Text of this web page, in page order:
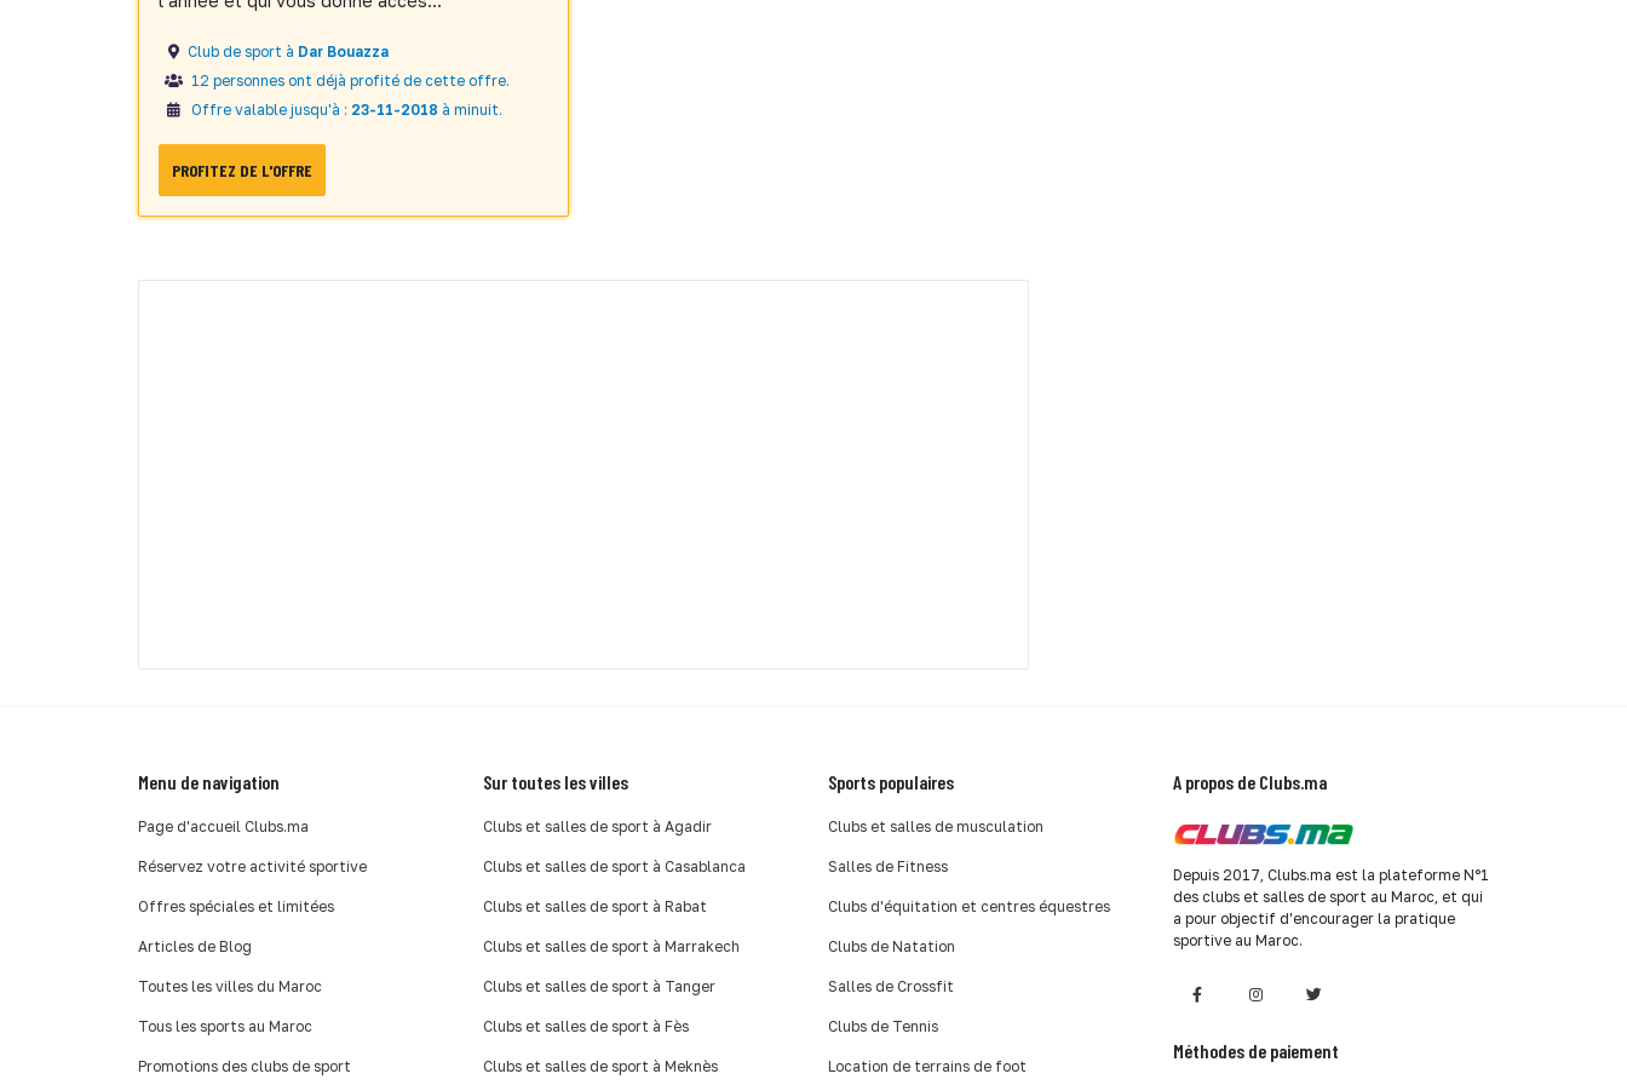
Club de sport à Dar Bouazza
12 personnes ont déjà profité de cette offre.
Offre valable jusqu'à : 23-11-2018 à minuit.
PROFITEZ DE L'OFFRE
Menu de navigation
Page d'accueil Clubs.ma
Réservez votre activité sportive
Offres spéciales et limitées
Articles de Blog
Toutes les villes du Maroc
Tous les sports au Maroc
Promotions des clubs de sport
Sur toutes les villes
Clubs et salles de sport à Agadir
Clubs et salles de sport à Casablanca
Clubs et salles de sport à Rabat
Clubs et salles de sport à Marrakech
Clubs et salles de sport à Tanger
Clubs et salles de sport à Fès
Clubs et salles de sport à Meknès
Sports populaires
Clubs et salles de musculation
Salles de Fitness
Clubs d'équitation et centres équestres
Clubs de Natation
Salles de Crossfit
Clubs de Tennis
Location de terrains de foot
A propos de Clubs.ma
Depuis 2017, Clubs.ma est la plateforme N°1
des clubs et salles de sport au Maroc, et qui
a pour objectif d'encourager la pratique
sportive au Maroc.
Méthodes de paiement